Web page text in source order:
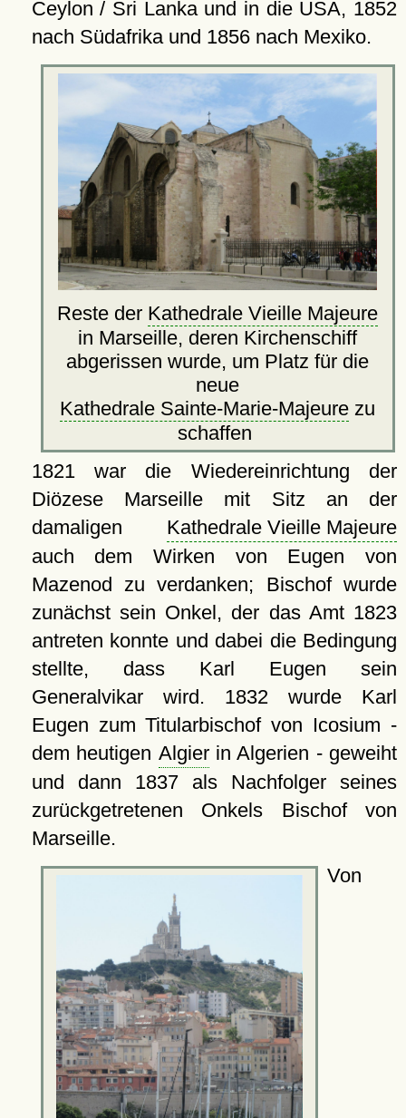
Ceylon / Sri Lanka und in die USA, 1852
nach Südafrika und 1856 nach Mexiko.
Reste der Kathedrale Vieille Majeure
in Marseille, deren Kirchenschiff
abgerissen wurde, um Platz für die
neue
Kathedrale Sainte-Marie-Majeure zu
schaffen
1821 war die Wiedereinrichtung der
Diözese Marseille mit Sitz an der
damaligen Kathedrale Vieille Majeure
auch dem Wirken von Eugen von
Mazenod zu verdanken; Bischof wurde
zunächst sein Onkel, der das Amt 1823
antreten konnte und dabei die Bedingung
stellte, dass Karl Eugen sein
Generalvikar wird. 1832 wurde Karl
Eugen zum Titularbischof von Icosium -
dem heutigen Algierin Algerien - geweiht
und dann 1837 als Nachfolger seines
zurückgetretenen Onkels Bischof von
Marseille.
Von